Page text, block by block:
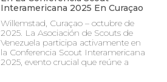
Interamericana 2025 En Curaçao
Willemstad, Curaçao – octubre de
2025. La Asociación de Scouts de
Venezuela participa activamente en
la Conferencia Scout Interamericana
2025, evento crucial que reúne a